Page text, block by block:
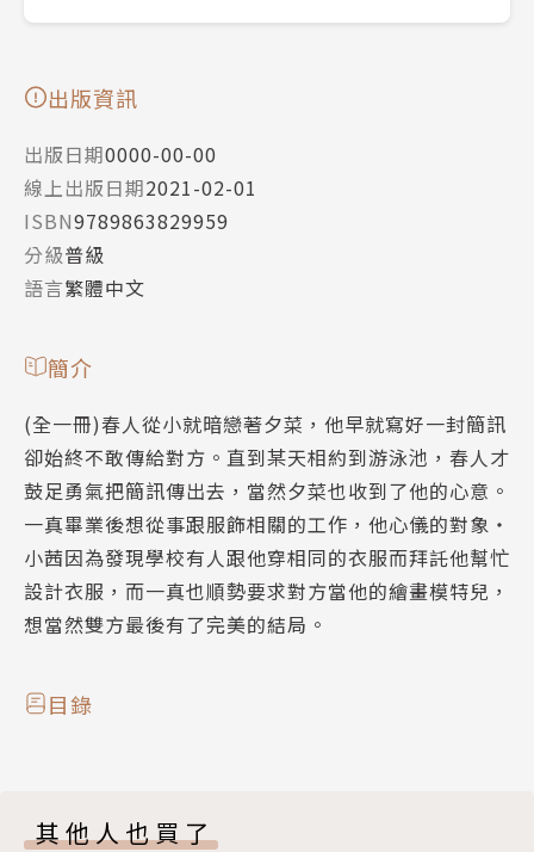
出版資訊
出版日期0000-00-00
線上出版日期2021-02-01
ISBN9789863829959
分級普級
語言繁體中文
簡介
(全一冊)春人從小就暗戀著夕菜，他早就寫好一封簡訊
卻始終不敢傳給對方。直到某天相約到游泳池，春人才
鼓足勇氣把簡訊傳出去，當然夕菜也收到了他的心意。
一真畢業後想從事跟服飾相關的工作，他心儀的對象‧
小茜因為發現學校有人跟他穿相同的衣服而拜託他幫忙
設計衣服，而一真也順勢要求對方當他的繪畫模特兒，
想當然雙方最後有了完美的結局。
目錄
其他人也買了